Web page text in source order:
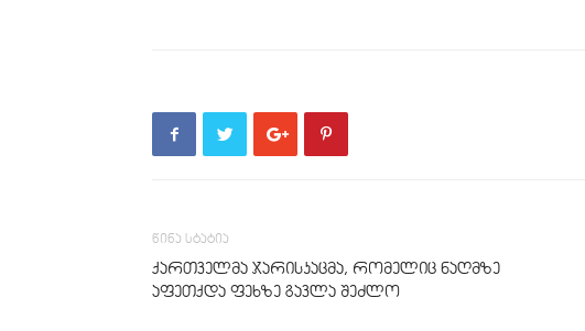
წინა სტატია
ქართველმა ჯარისკაცმა, რომელიც ნაღმზე
აფეთქდა ფეხზე გავლა შეძლო